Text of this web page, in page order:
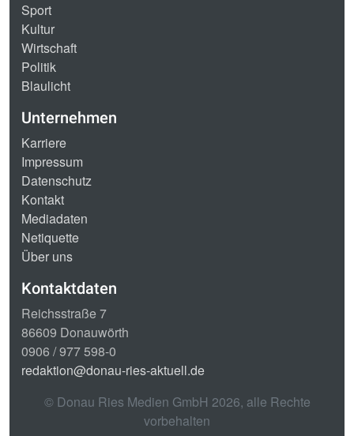
Sport
Kultur
Wirtschaft
Politik
Blaulicht
Unternehmen
Karriere
Impressum
Datenschutz
Kontakt
Mediadaten
Netiquette
Über uns
Kontaktdaten
Reichsstraße 7
86609 Donauwörth
0906 / 977 598-0
redaktion@donau-ries-aktuell.de
© Donau Ries Medien GmbH 2026, alle Rechte
vorbehalten